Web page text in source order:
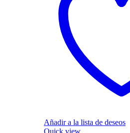
Añadir a la lista de deseos
Quick view